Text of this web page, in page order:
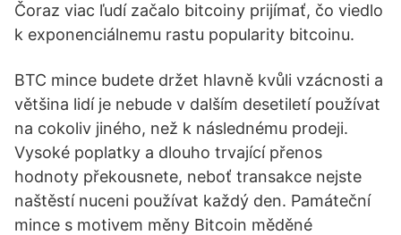
Čoraz viac ľudí začalo bitcoiny prijímať, čo viedlo
k exponenciálnemu rastu popularity bitcoinu.
BTC mince budete držet hlavně kvůli vzácnosti a
většina lidí je nebude v dalším desetiletí používat
na cokoliv jiného, než k následnému prodeji.
Vysoké poplatky a dlouho trvající přenos
hodnoty překousnete, neboť transakce nejste
naštěstí nuceni používat každý den. Památeční
mince s motivem měny Bitcoin měděné